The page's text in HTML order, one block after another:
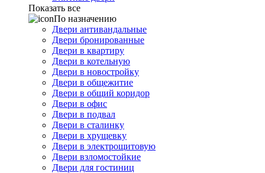
Показать все
По назначению
Двери антивандальные
Двери бронированные
Двери в квартиру
Двери в котельную
Двери в новостройку
Двери в общежитие
Двери в общий коридор
Двери в офис
Двери в подвал
Двери в сталинку
Двери в хрущевку
Двери в электрощитовую
Двери взломостойкие
Двери для гостиниц